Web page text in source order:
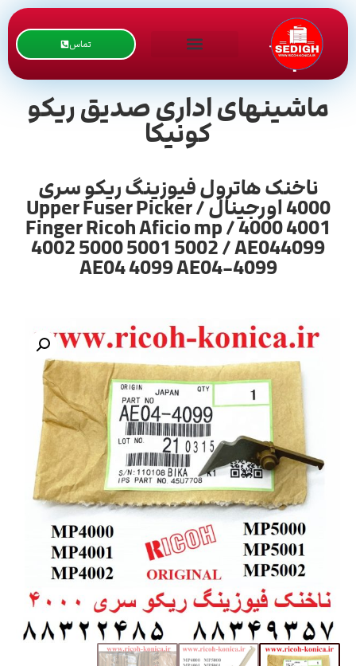
تماس
ماشینهای اداری صدیق ریکو
کونیکا
ناخنک هاترول فیوزینگ ریکو سری
4000 اورجینال / Upper Fuser Picker
Finger Ricoh Aficio mp / 4000 4001
4002 5000 5001 5002 / AE044099
AE04 4099 AE04-4099